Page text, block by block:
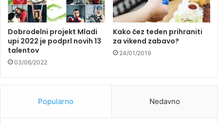
Dobrodelni projekt Mladi
upi 2022 je podprl novih 13
talentov
03/06/2022
Kako čez teden prihraniti
za vikend zabavo?
24/01/2019
Popularno Nedavno